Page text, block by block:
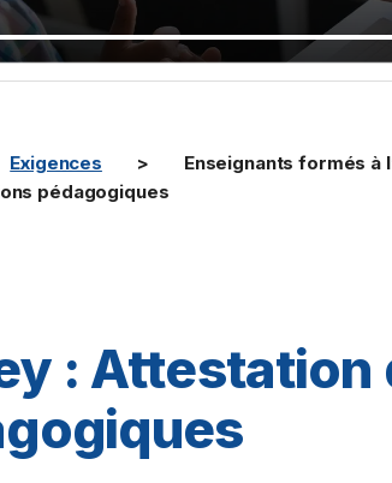
Exigences Enseignants formés à
pédagogiques
: